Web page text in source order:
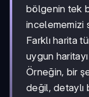
bölgenin tek
incelememizi
Farklı harita
uygun
Örneğin, bir
değil, detaylı